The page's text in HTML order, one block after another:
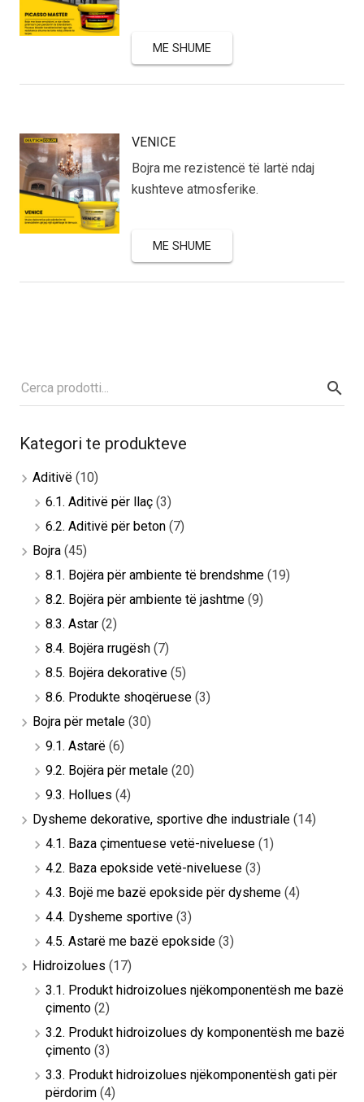
ME SHUME
VENICE
Bojra me rezistencë të lartë ndaj
kushteve atmosferike.
ME SHUME
Kategori te produkteve
Aditivë (10)
6.1. Aditivë për llaç (3)
6.2. Aditivë për beton (7)
Bojra (45)
8.1. Bojëra për ambiente të brendshme (19)
8.2. Bojëra për ambiente të jashtme (9)
8.3. Astar (2)
8.4. Bojëra rrugësh (7)
8.5. Bojëra dekorative (5)
8.6. Produkte shoqëruese (3)
Bojra për metale (30)
9.1. Astarë (6)
9.2. Bojëra për metale (20)
9.3. Hollues (4)
Dysheme dekorative, sportive dhe industriale (14)
4.1. Baza çimentuese vetë-niveluese (1)
4.2. Baza epokside vetë-niveluese (3)
4.3. Bojë me bazë epokside për dysheme (4)
4.4. Dysheme sportive (3)
4.5. Astarë me bazë epokside (3)
Hidroizolues (17)
3.1. Produkt hidroizolues njëkomponentësh me bazë
çimento (2)
3.2. Produkt hidroizolues dy komponentësh me bazë
çimento (3)
3.3. Produkt hidroizolues njëkomponentësh gati për
përdorim (4)